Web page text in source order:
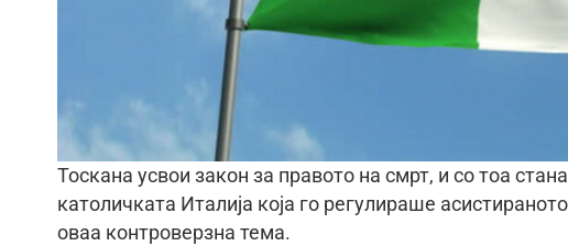
Тоскана усвои закон за правото на смрт, и со тоа
католичката Италија која го регулираше
оваа контроверзна тема.